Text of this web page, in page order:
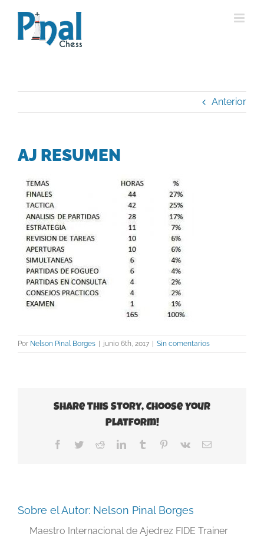
contenido
Anterior
AJ RESUMEN
Por Nelson Pinal Borges | junio 6th, 2017 | Sin comentarios
Share This Story, Choose Your
Platform!
Facebook
TwitterRedditLinkedInTumblr Pinterest
Vk
Correo
Sobre el Autor: Nelson Pinal Borges
Maestro Internacional de Ajedrez FIDE Trainer